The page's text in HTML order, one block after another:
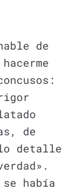
de
de
detalle
había